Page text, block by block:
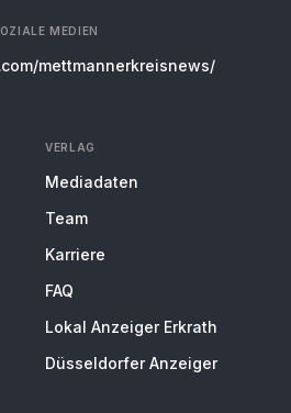
MEDIEN
mettmannerkreisnews/
VERLAG
Mediadaten
Team
Karriere
FAQ
Lokal Anzeiger Erkrath
Düsseldorfer Anzeiger